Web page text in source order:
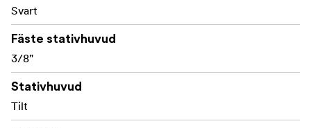
• Stor låsratt, lätt att greppa.
• Arca-kompatibel snabbplattform som kan vridas 90°.
• Smidig 360° panoreringsbas
• Inkluderar Sirui TY-70-2 snabbplatta.
• Höjd 103mm\
Svart
Fäste stativhuvud
3/8"
Stativhuvud
Tilt